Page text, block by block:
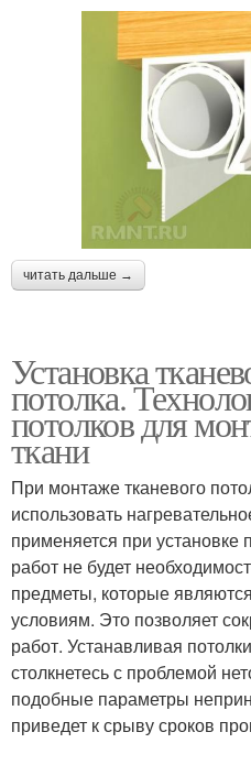
читать дальше →
Установка
потолка.
потолков для
ткани
При монтаже тканевого
использовать
применяется при
работ не будет
предметы, которые
условиям. Это позволяет
работ. Устанавливая
столкнетесь с проблемой
подобные параметры
приведет к срыву сроков